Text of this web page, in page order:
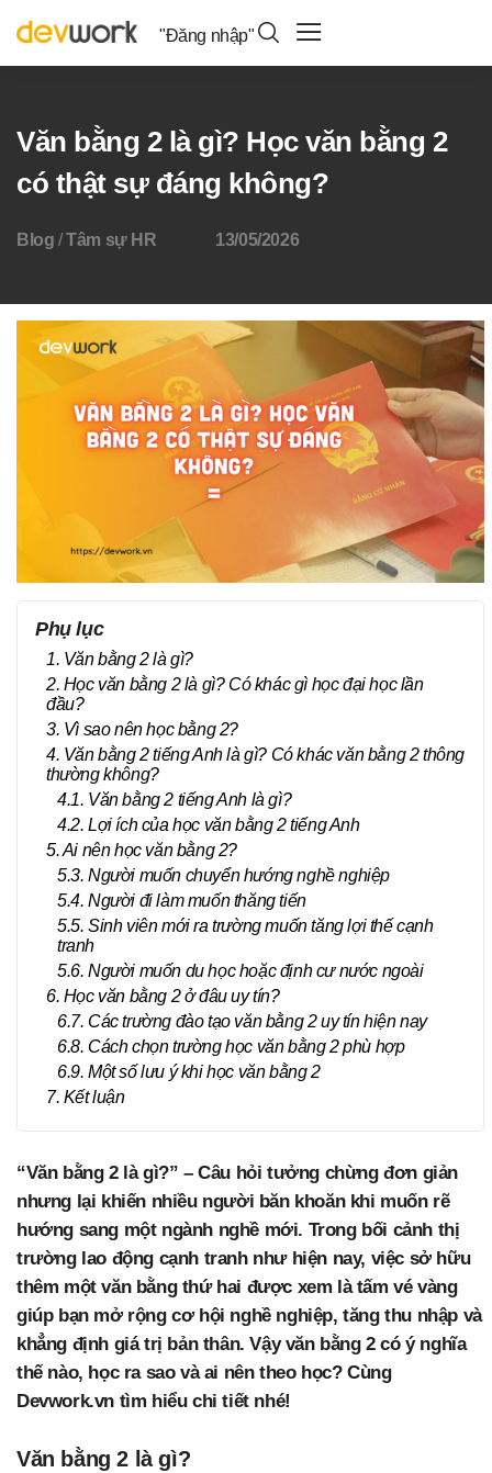
"Đăng nhập"
Văn bằng 2 là gì? Học văn bằng 2
có thật sự đáng không?
Blog / Tâm sự HR 13/05/2026
Phụ lục
1. Văn bằng 2 là gì?
2. Học văn bằng 2 là gì? Có khác gì học đại học lần
đầu?
3. Vì sao nên học bằng 2?
4. Văn bằng 2 tiếng Anh là gì? Có khác văn bằng 2 thông
thường không?
4.1. Văn bằng 2 tiếng Anh là gì?
4.2. Lợi ích của học văn bằng 2 tiếng Anh
5. Ai nên học văn bằng 2?
5.3. Người muốn chuyển hướng nghề nghiệp
5.4. Người đi làm muốn thăng tiến
5.5. Sinh viên mới ra trường muốn tăng lợi thế cạnh
tranh
5.6. Người muốn du học hoặc định cư nước ngoài
6. Học văn bằng 2 ở đâu uy tín?
6.7. Các trường đào tạo văn bằng 2 uy tín hiện nay
6.8. Cách chọn trường học văn bằng 2 phù hợp
6.9. Một số lưu ý khi học văn bằng 2
7. Kết luận
“Văn bằng 2 là gì?” – Câu hỏi tưởng chừng đơn giản
nhưng lại khiến nhiều người băn khoăn khi muốn rẽ
hướng sang một ngành nghề mới. Trong bối cảnh thị
trường lao động cạnh tranh như hiện nay, việc sở hữu
thêm một văn bằng thứ hai được xem là tấm vé vàng
giúp bạn mở rộng cơ hội nghề nghiệp, tăng thu nhập và
khẳng định giá trị bản thân. Vậy văn bằng 2 có ý nghĩa
thế nào, học ra sao và ai nên theo học? Cùng
Devwork.vn tìm hiểu chi tiết nhé!
Văn bằng 2 là gì?